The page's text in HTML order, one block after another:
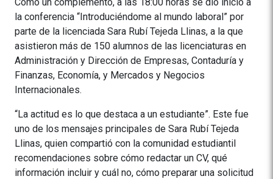
la conferencia “Introduciéndome al mundo laboral” por
parte de la licenciada Sara Rubí Tejeda Llinas, a la que
asistieron más de 150 alumnos de las licenciaturas en
Administración y Dirección de Empresas, Contaduría y
Finanzas, Economía, y Mercados y Negocios
Internacionales.
“La actitud es lo que destaca a un estudiante”. Este fue
uno de los mensajes principales de Sara Rubí Tejeda
Llinas, quien compartió con la comunidad estudiantil
recomendaciones sobre cómo redactar un CV, qué
información incluir y cuál no, cómo preparar una solicitud